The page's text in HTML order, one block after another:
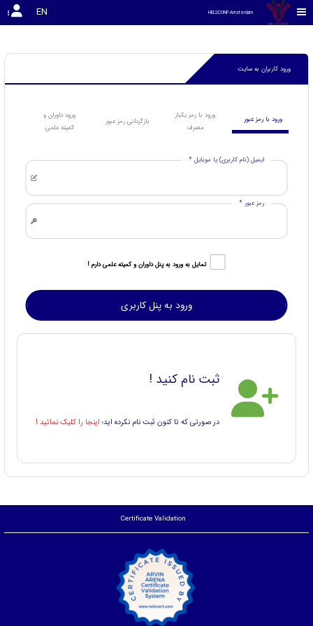
rgrgregerger
HELSCONF-Amsterdam
EN
ورود کاربران به سایت
ورود با رمز عبور
ورود با رمز یکبار
مصرف
بازگردانی رمز عبور
ورود داوران و
کمیته علمی
ایمیل (نام کاربری) یا موبایل *
رمز عبور *
تمایل به ورود به پنل داوران و کمیته علمی دارم !
ورود به پنل کاربری
ثبت نام کنید !
در صورتی که تا کنون ثبت نام نکرده اید؛ اینجا را کلیک نمائید !
Certificate Validation